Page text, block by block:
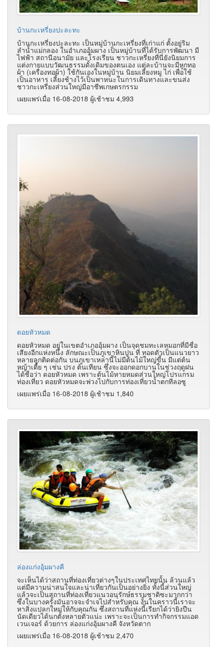
บ้านกะเหรี่ยงปะละทะ
บ้านกะเหรี่ยงปะละทะ เป็นหมู่บ้านกะเหรี่ยงที่เก่าแก่ ตั้งอยู่ริม
ลำน้ำแม่กลอง ในอำเภออุ้มผาง เป็นหมู่บ้านที่ได้รับการพัฒนา มี
ไฟฟ้า สถานีอนามัย และโรงเรียน ชาวกะเหรี่ยงที่นี่ยังนิยมการ
แต่งกายแบบวัฒนธรรมดั้งเดิมของตนเอง แต่ละบ้านจะมีหูกทอ
ผ้า (เครื่องทอผ้า) ใช้กันเองในหมู่บ้าน นิยมเลี้ยงหมู ไก่ เพื่อใช้
เป็นอาหาร เลี้ยงช้างไว้เป็นพาหนะในการเดินทางและขนส่ง
ชาวกะเหรี่ยงส่วนใหญ่มีอาชีพเกษตรกรรม
เผยแพร่เมื่อ 16-08-2018 ผู้เช้าชม 4,993
ดอยหัวหมด
ดอยหัวหมด อยู่ในเขตอำเภออุ้มผาง เป็นจุดชมทะเลหมอกที่มีชื่อ
เสียงอีกแห่งหนึ่ง ลักษณะเป็นภูเขาหินปูน ที่ ทอดตัวเป็นแนวยาว
หลายลูกติดต่อกัน บนภูเขาเหล่านี้ไม่มีต้นไม้ใหญ่ขี้น มีแต่ต้น
หญ้าเตี้ย ๆ เช่น ปรง ต้นเทียน ซึ่งจะออกดอกบานในช่วงฤดูฝน
ได้ชื่อว่า ดอยหัวหมด เพราะต้นไม้หายหมดส่วนใหญ่โปรแกรม
ท่องเที่ยว ดอยหัวหมดจะพ่วงไปกับการท่องเที่ยวน้ำตกทีลอซู
เผยแพร่เมื่อ 16-08-2018 ผู้เช้าชม 1,840
ล่องแก่งอุ้มผางคี
จะเห็นได้ว่าสถานที่ท่องเที่ยวต่างๆในประเทศไทยนั้น ล้วนแล้ว
แต่มีความน่าสนใจและน่าเที่ยวกันเป็นอย่างยิ่ง ทั้งนี้ส่วนใหญ่
แล้วจะเป็นสถานที่ท่องเที่ยวแนวอนุรักษ์ธรรมชาติซะมากกว่า
ซึ่งในบางครั้งมันอาจจะจำเจไปสำหรับคุณ งั้นในคราวนี้เราจะ
หาสิ่งแปลกใหม่ให้กับคุณกัน ซึ่งสถานที่แห่งนี้เรียกได้ว่ายิงปืน
นัดเดียวได้นกตั้งหลายตัวแน่ะ เพราะจะเป็นการทำกิจกรรมแอด
เวนเจอร์ ด้วยการ ล่องแก่งอุ้มผางคี จังหวัดตาก
เผยแพร่เมื่อ 16-08-2018 ผู้เช้าชม 2,470